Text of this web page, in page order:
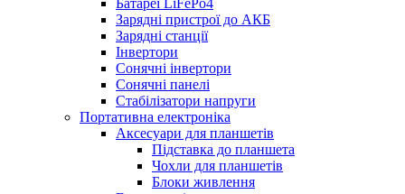
Батареї LiFePo4
Зарядні пристрої до АКБ
Зарядні станції
Інвертори
Сонячні інвертори
Сонячні панелі
Стабілізатори напруги
Портативна електроніка
Аксесуари для планшетів
Підставка до планшета
Чохли для планшетів
Блоки живлення